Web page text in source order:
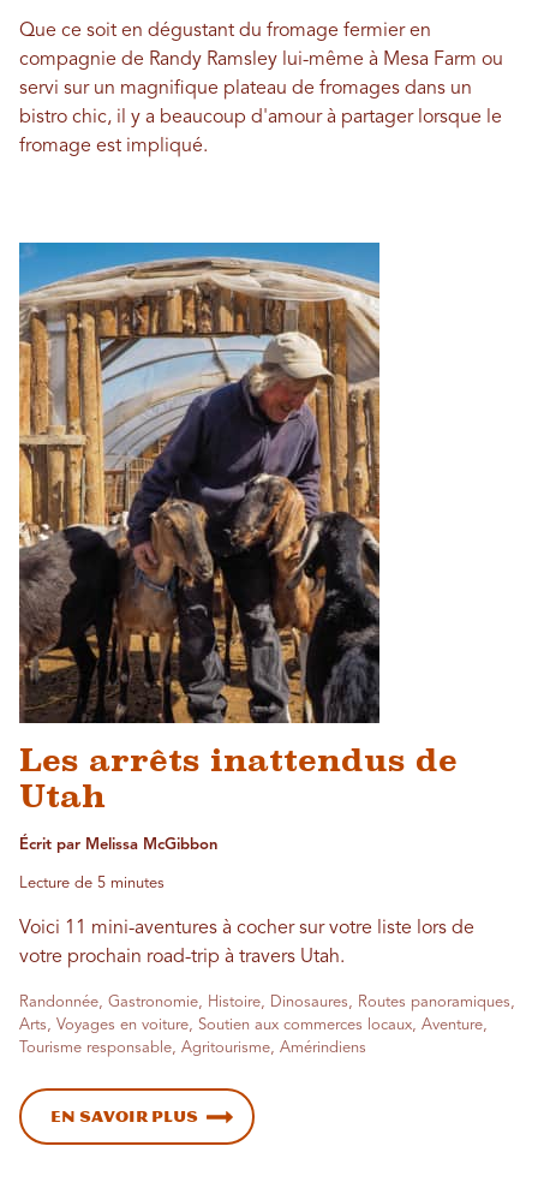
Que ce soit en dégustant du fromage fermier en
compagnie de Randy Ramsley lui-même à Mesa Farm ou
servi sur un magnifique plateau de fromages dans un
bistro chic, il y a beaucoup d'amour à partager lorsque le
fromage est impliqué.
Les arrêts inattendus de
Utah
Écrit par Melissa McGibbon
Lecture de 5 minutes
Voici 11 mini-aventures à cocher sur votre liste lors de
votre prochain road-trip à travers Utah.
Randonnée, Gastronomie, Histoire, Dinosaures, Routes panoramiques,
Arts, Voyages en voiture, Soutien aux commerces locaux, Aventure,
Tourisme responsable, Agritourisme, Amérindiens
En savoir plus